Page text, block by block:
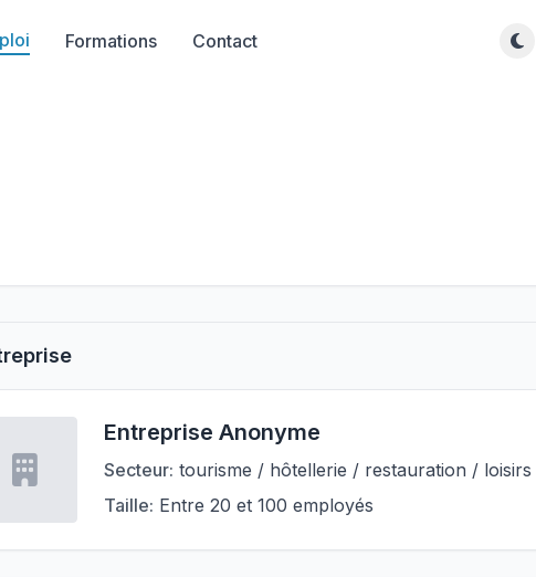
Formations Contact
Entreprise Anonyme
Secteur: tourisme / hôtellerie / restauration / loisirs
Taille: Entre 20 et 100 employés